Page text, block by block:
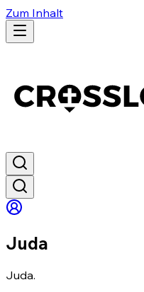
Zum Inhalt
Juda
Juda.